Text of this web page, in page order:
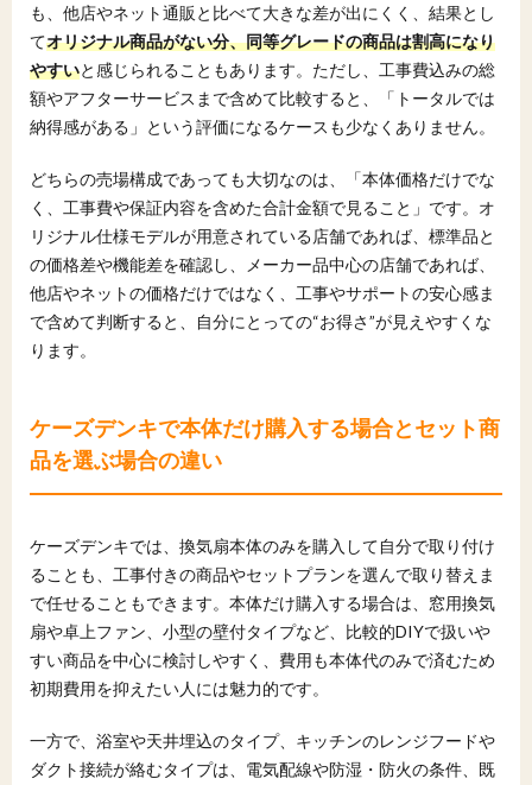
も、他店やネット通販と比べて大きな差が出にくく、結果とし
てオリジナル商品がない分、同等グレードの商品は割高になり
やすいと感じられることもあります。ただし、工事費込みの総
額やアフターサービスまで含めて比較すると、「トータルでは
納得感がある」という評価になるケースも少なくありません。
どちらの売場構成であっても大切なのは、「本体価格だけでな
く、工事費や保証内容を含めた合計金額で見ること」です。オ
リジナル仕様モデルが用意されている店舗であれば、標準品と
の価格差や機能差を確認し、メーカー品中心の店舗であれば、
他店やネットの価格だけではなく、工事やサポートの安心感ま
で含めて判断すると、自分にとっての“お得さ”が見えやすくな
ります。
ケーズデンキで本体だけ購入する場合とセット商
品を選ぶ場合の違い
ケーズデンキでは、換気扇本体のみを購入して自分で取り付け
ることも、工事付きの商品やセットプランを選んで取り替えま
で任せることもできます。本体だけ購入する場合は、窓用換気
扇や卓上ファン、小型の壁付タイプなど、比較的DIYで扱いや
すい商品を中心に検討しやすく、費用も本体代のみで済むため
初期費用を抑えたい人には魅力的です。
一方で、浴室や天井埋込のタイプ、キッチンのレンジフードや
ダクト接続が絡むタイプは、電気配線や防湿・防火の条件、既